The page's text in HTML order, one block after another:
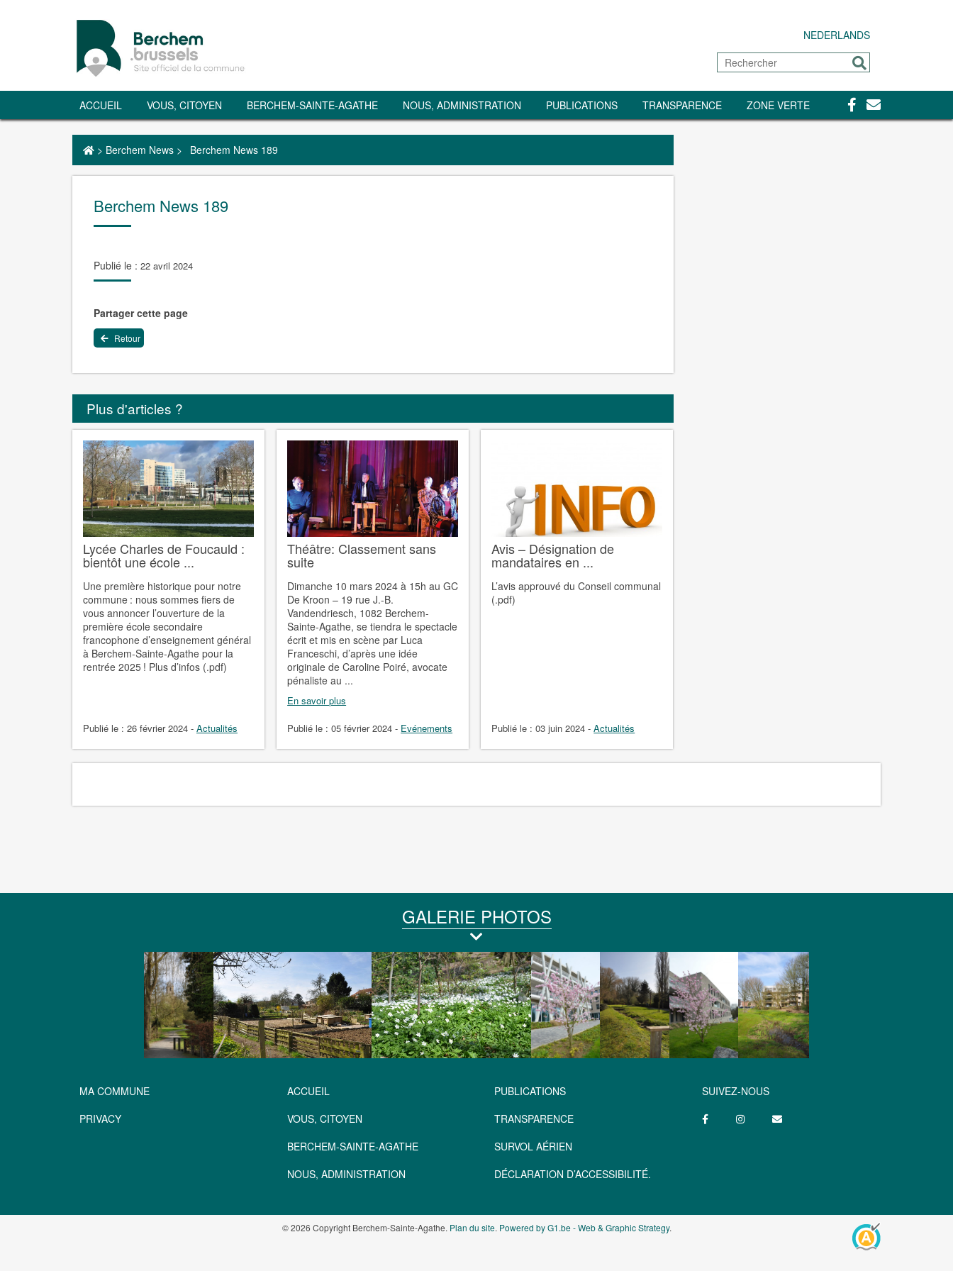
NEDERLANDS
Rechercher
Envoyer
ACCUEIL VOUS, CITOYEN BERCHEM-SAINTE-AGATHE NOUS, ADMINISTRATION PUBLICATIONS TRANSPARENCE ZONE VERTE Facebook
Contact
> Berchem News > Berchem News 189
Berchem News 189
Publié le : 22 avril 2024
Partager cette page
Retour
Plus d'articles ?
Lycée Charles de Foucauld :
bientôt une école ...
Une première historique pour notre
commune : nous sommes fiers de
vous annoncer l’ouverture de la
première école secondaire
francophone d’enseignement général
à Berchem-Sainte-Agathe pour la
rentrée 2025 ! Plus d’infos (.pdf)
Publié le : 26 février 2024 - Actualités
Théâtre: Classement sans
suite
Dimanche 10 mars 2024 à 15h au GC
De Kroon – 19 rue J.-B.
Vandendriesch, 1082 Berchem-
Sainte-Agathe, se tiendra le spectacle
écrit et mis en scène par Luca
Franceschi, d’après une idée
originale de Caroline Poiré, avocate
pénaliste au ...
En savoir plus
Publié le :05 février 2024 - Evénements
Avis – Désignation de
mandataires en ...
L’avis approuvé du Conseil communal
(.pdf)
Publié le :03 juin 2024 -Actualités
GALERIE PHOTOS
MA COMMUNE
PRIVACY
ACCUEIL
VOUS, CITOYEN
BERCHEM-SAINTE-AGATHE
NOUS, ADMINISTRATION
PUBLICATIONS
TRANSPARENCE
SURVOL AÉRIEN
DÉCLARATION D’ACCESSIBILITÉ.
SUIVEZ-NOUS
© 2026 Copyright Berchem-Sainte-Agathe. Plan du site. Powered by G1.be - Web & Graphic Strategy.